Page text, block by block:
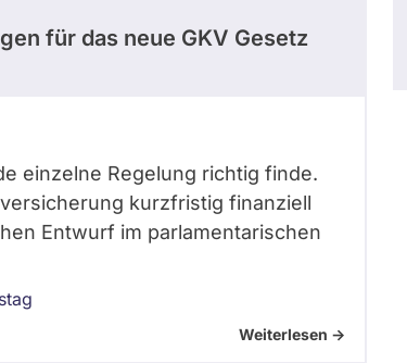
für das neue GKV Gesetz
einzelne Regelung richtig finde.
kurzfristig finanziell
Entwurf im parlamentarischen
Weiterlesen ->